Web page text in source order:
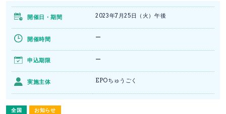
全国 お知らせ
開催日・期間 2023年7月25日（火）午後
開催時間 ー
申込期限 ー
実施主体 EPOちゅうごく